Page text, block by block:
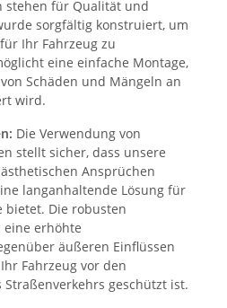
stehen für Qualität und
sorgfältig konstruiert, um
Ihr Fahrzeug zu
eine einfache Montage,
Schäden und Mängeln an
wird.
Die Verwendung von
stellt sicher, dass unsere
Ansprüchen
langanhaltende Lösung für
bietet. Die robusten
erhöhte
äußeren Einflüssen
Fahrzeug vor den
geschützt ist.